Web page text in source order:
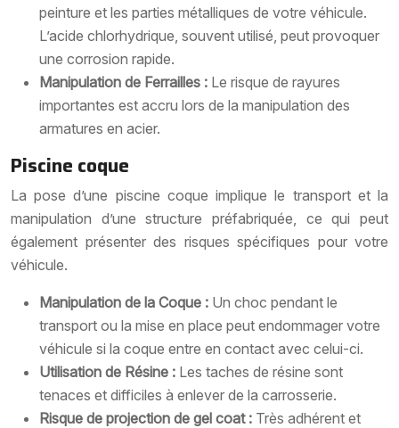
peinture et les parties métalliques de votre véhicule.
L’acide chlorhydrique, souvent utilisé, peut provoquer
une corrosion rapide.
Manipulation de Ferrailles : Le risque de rayures
importantes est accru lors de la manipulation des
armatures en acier.
Piscine coque
La pose d’une piscine coque implique le transport et la
manipulation d’une structure préfabriquée, ce qui peut
également présenter des risques spécifiques pour votre
véhicule.
Manipulation de la Coque : Un choc pendant le
transport ou la mise en place peut endommager votre
véhicule si la coque entre en contact avec celui-ci.
Utilisation de Résine : Les taches de résine sont
tenaces et difficiles à enlever de la carrosserie.
Risque de projection de gel coat : Très adhérent et